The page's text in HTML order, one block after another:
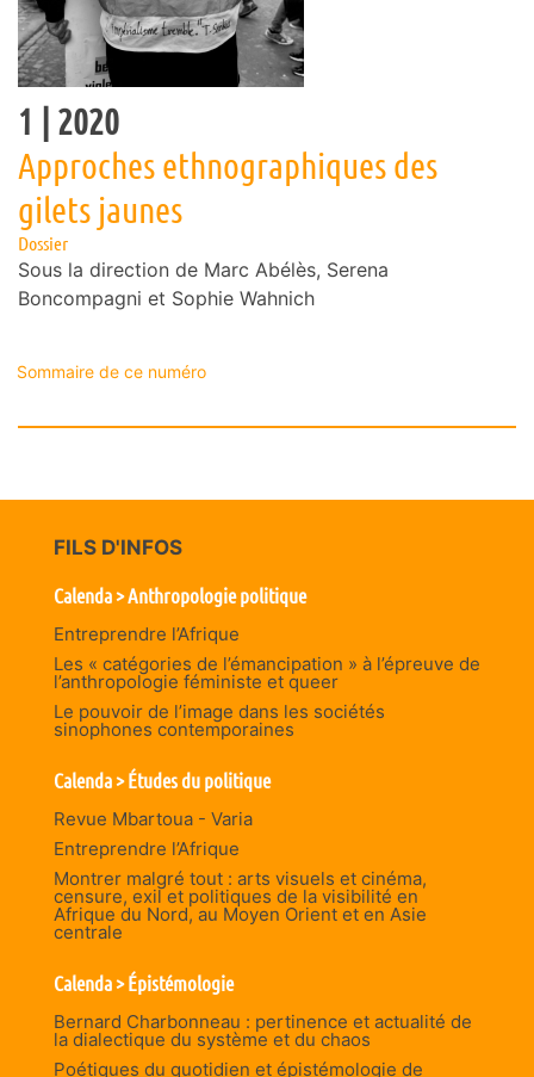
1 | 2020
Approches ethnographiques des
gilets jaunes
Dossier
Sous la direction de Marc Abélès, Serena
Boncompagni et Sophie Wahnich
Sommaire de ce numéro
FILS D'INFOS
Calenda > Anthropologie politique
Entreprendre l’Afrique
Les « catégories de l’émancipation » à l’épreuve de
l’anthropologie féministe et queer
Le pouvoir de l’image dans les sociétés
sinophones contemporaines
Calenda > Études du politique
Revue Mbartoua - Varia
Entreprendre l’Afrique
Montrer malgré tout : arts visuels et cinéma,
censure, exil et politiques de la visibilité en
Afrique du Nord, au Moyen Orient et en Asie
centrale
Calenda > Épistémologie
Bernard Charbonneau : pertinence et actualité de
la dialectique du système et du chaos
Poétiques du quotidien et épistémologie de